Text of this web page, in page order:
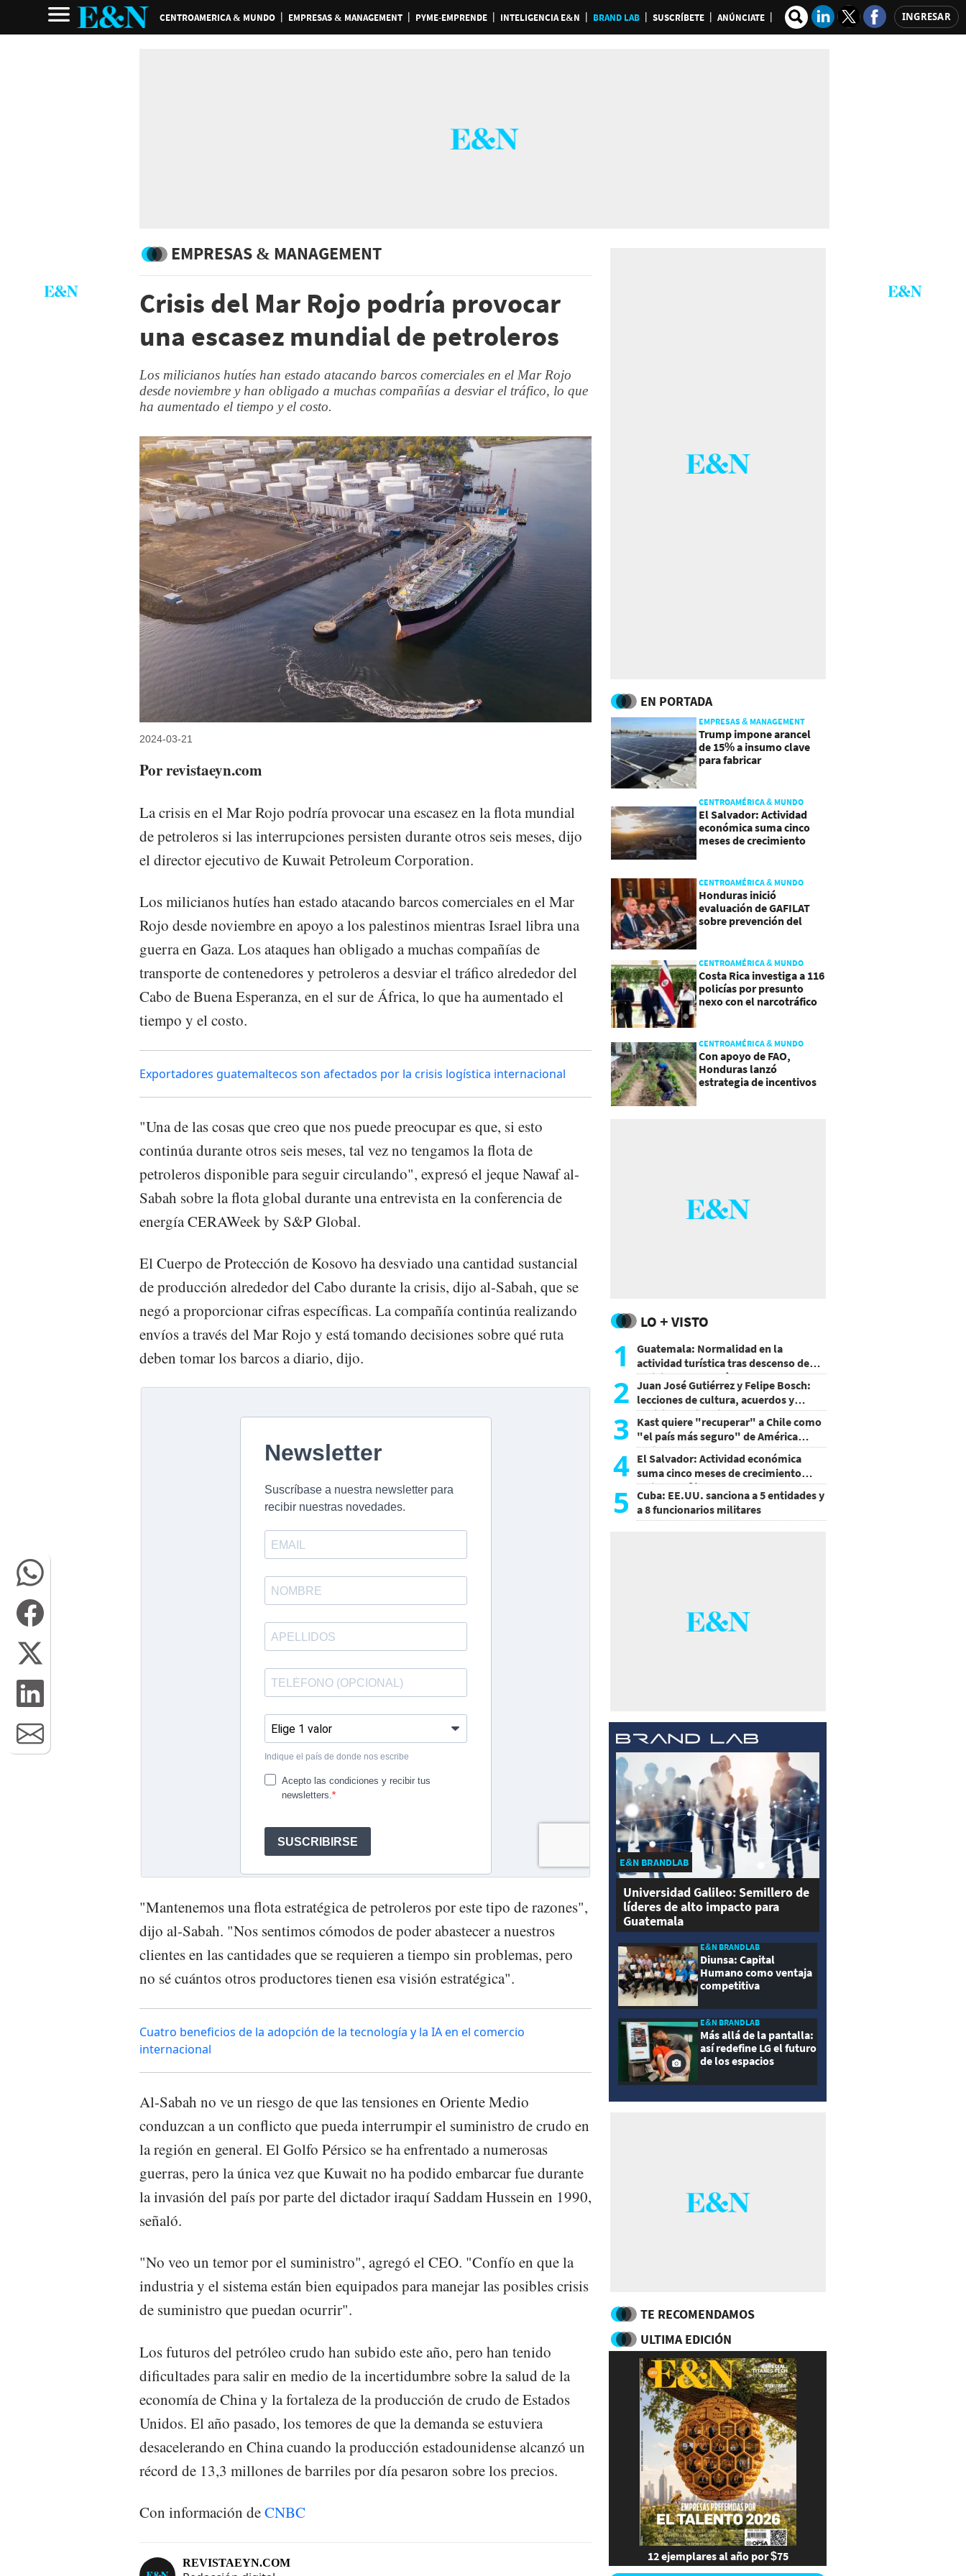
CENTROAMERICA & MUNDO EMPRESAS & MANAGEMENT PYME-EMPRENDE INTELIGENCIA E&N BRAND LAB SUSCRÍBETE ANÚNCIATE INGRESAR
EMPRESAS & MANAGEMENT
Crisis del Mar Rojo podría provocar
una escasez mundial de petroleros
Los milicianos hutíes han estado atacando barcos comerciales en el Mar Rojo
desde noviembre y han obligado a muchas compañías a desviar el tráfico, lo que
ha aumentado el tiempo y el costo.
2024-03-21
Por revistaeyn.com
La crisis en el Mar Rojo podría provocar una escasez en la flota mundial
de petroleros si las interrupciones persisten durante otros seis meses, dijo
el director ejecutivo de Kuwait Petroleum Corporation.
Los milicianos hutíes han estado atacando barcos comerciales en el Mar
Rojo desde noviembre en apoyo a los palestinos mientras Israel libra una
guerra en Gaza. Los ataques han obligado a muchas compañías de
transporte de contenedores y petroleros a desviar el tráfico alrededor del
Cabo de Buena Esperanza, en el sur de África, lo que ha aumentado el
tiempo y el costo.
Exportadores guatemaltecos son afectados por la crisis logística internacional
"Una de las cosas que creo que nos puede preocupar es que, si esto
continúa durante otros seis meses, tal vez no tengamos la flota de
petroleros disponible para seguir circulando", expresó el jeque Nawaf al-
Sabah sobre la flota global durante una entrevista en la conferencia de
energía CERAWeek by S&P Global.
El Cuerpo de Protección de Kosovo ha desviado una cantidad sustancial
de producción alrededor del Cabo durante la crisis, dijo al-Sabah, que se
negó a proporcionar cifras específicas. La compañía continúa realizando
envíos a través del Mar Rojo y está tomando decisiones sobre qué ruta
deben tomar los barcos a diario, dijo.
"Mantenemos una flota estratégica de petroleros por este tipo de razones",
dijo al-Sabah. "Nos sentimos cómodos de poder abastecer a nuestros
clientes en las cantidades que se requieren a tiempo sin problemas, pero
no sé cuántos otros productores tienen esa visión estratégica".
Cuatro beneficios de la adopción de la tecnología y la IA en el comercio
internacional
Al-Sabah no ve un riesgo de que las tensiones en Oriente Medio
conduzcan a un conflicto que pueda interrumpir el suministro de crudo en
la región en general. El Golfo Pérsico se ha enfrentado a numerosas
guerras, pero la única vez que Kuwait no ha podido embarcar fue durante
la invasión del país por parte del dictador iraquí Saddam Hussein en 1990,
señaló.
"No veo un temor por el suministro", agregó el CEO. "Confío en que la
industria y el sistema están bien equipados para manejar las posibles crisis
de suministro que puedan ocurrir".
Los futuros del petróleo crudo han subido este año, pero han tenido
dificultades para salir en medio de la incertidumbre sobre la salud de la
economía de China y la fortaleza de la producción de crudo de Estados
Unidos. El año pasado, los temores de que la demanda se estuviera
desacelerando en China cuando la producción estadounidense alcanzó un
récord de 13,3 millones de barriles por día pesaron sobre los precios.
Con información deCNBC
REVISTAEYN.COM
EN PORTADA
EMPRESAS & MANAGEMENT
Trump impone arancel
de 15% a insumo clave
para fabricar
CENTROAMÉRICA & MUNDO
El Salvador: Actividad
económica suma cinco
meses de crecimiento
CENTROAMÉRICA & MUNDO
Honduras inició
evaluación de GAFILAT
sobre prevención del
CENTROAMÉRICA & MUNDO
Costa Rica investiga a 116
policías por presunto
nexo con el narcotráfico
CENTROAMÉRICA & MUNDO
Con apoyo de FAO,
Honduras lanzó
estrategia de incentivos
LO + VISTO
1
Guatemala: Normalidad en la
actividad turística tras descenso de
actividad del volcán de Fuego
2 Juan José Gutiérrez y Felipe Bosch:
lecciones de cultura, acuerdos y
decisiones sin miedo
3 Kast quiere "recuperar" a Chile como
"el país más seguro" de América
Latina
4 El Salvador: Actividad económica
suma cinco meses de crecimiento
arriba de 4%
5
Cuba: EE.UU. sanciona a 5 entidades y
a 8 funcionarios militares
E&N BRANDLAB
Universidad Galileo: Semillero de
líderes de alto impacto para
Guatemala
E&N BRANDLAB
Diunsa: Capital
Humano como ventaja
competitiva
E&N BRANDLAB
Más allá de la pantalla:
así redefine LG el futuro
de los espacios
TE RECOMENDAMOS
ULTIMA EDICIÓN
12 ejemplares al año por $75